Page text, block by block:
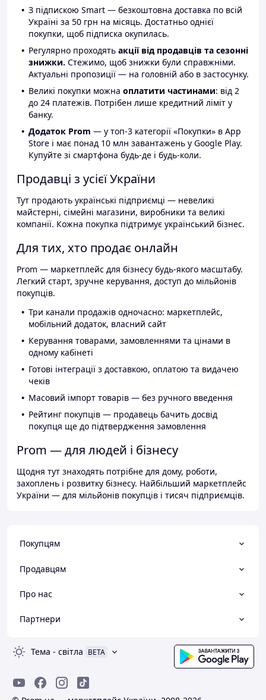
З підпискою Smart — безкоштовна доставка по всій
Україні за 50 грн на місяць. Достатньо однієї
покупки, щоб підписка окупилась.
Регулярно проходять акції від продавців та сезонні
знижки. Стежимо, щоб знижки були справжніми.
Актуальні пропозиції — на головній або в застосунку.
Великі покупки можна оплатити частинами: від 2
до 24 платежів. Потрібен лише кредитний ліміт у
банку.
Додаток Prom — у топ-3 категорії «Покупки» в App
Store і має понад 10 млн завантажень у Google Play.
Купуйте зі смартфона будь-де і будь-коли.
Продавці з усієї України
Тут продають українські підприємці — невеликі
майстерні, сімейні магазини, виробники та великі
компанії. Кожна покупка підтримує український бізнес.
Для тих, хто продає онлайн
Prom — маркетплейс для бізнесу будь-якого масштабу.
Легкий старт, зручне керування, доступ до мільйонів
покупців.
Три канали продажів одночасно: маркетплейс,
мобільний додаток, власний сайт
Керування товарами, замовленнями та цінами в
одному кабінеті
Готові інтеграції з доставкою, оплатою та видачею
чеків
Масовий імпорт товарів — без ручного введення
Рейтинг покупців — продавець бачить досвід
покупця ще до підтвердження замовлення
Prom — для людей і бізнесу
Щодня тут знаходять потрібне для дому, роботи,
захоплень і розвитку бізнесу. Найбільший маркетплейс
України — для мільйонів покупців і тисяч підприємців.
Покупцям
Продавцям
Про нас
Партнери
Тема - світла BETA